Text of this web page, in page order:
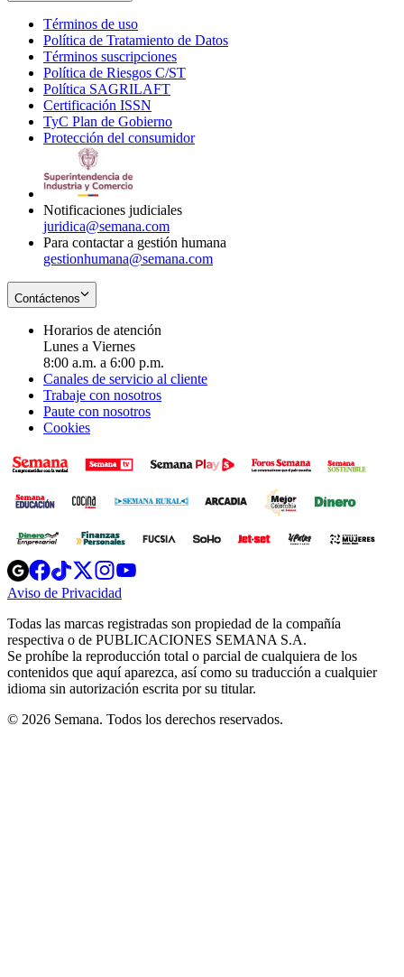
Términos de uso
in
new
window
Política de Tratamiento de Datos
Términos suscripciones
in
Política de Riesgos C/ST
Política SAGRILAFT
new
window
Certificación ISSN
in
new
TyC Plan de Gobierno
in
Protección del consumidorOpens
Notificaciones judiciales
juridica@semana.com
Para contactar a gestión humana
gestionhumana@semana.com
Contáctenos
Horarios de atención
Lunes a Viernes
8:00 a.m. a 6:00 p.m.
Canales de servicio al cliente
Trabaje con nosotros
Paute con nosotros
Cookies
Opens
in
new
Opens
in
new
Opens
in
new
window
Opens
new
windowwindow
Aviso de Privacidad
new
window
Todas las marcas registradas son propiedad de la compañía
respectiva o de PUBLICACIONES SEMANA S.A.
Se prohíbe la reproducción total o parcial de cualquiera de los
contenidos que aquí aparezca, así como su traducción a cualquier
idioma sin autorización escrita por su titular.
© 2026 Semana. Todos los derechos reservados.